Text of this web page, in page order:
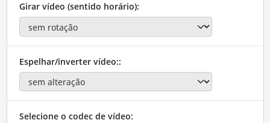
Girar vídeo (sentido horário):
Espelhar/inverter vídeo::
Selecione o codec de vídeo: